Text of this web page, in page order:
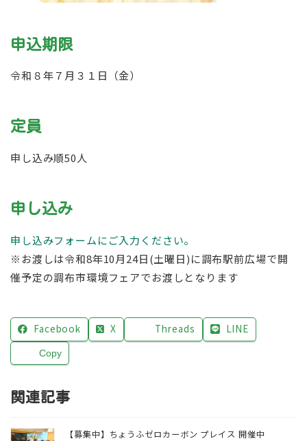
申込期限
令和８年７月３１日（金）
定員
申し込み順50人
申し込み
申し込みフォームにご入力ください。
※お渡しは令和8年10月24日(土曜日)に調布駅前広場で開
催予定の調布市環境フェアでお渡しとなります
Facebook X Threads LINE
Copy
関連記事
【募集中】ちょうふゼロカーボン プレイス 開催中